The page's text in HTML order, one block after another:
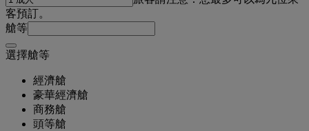
客預訂。
艙等
選擇艙等
經濟艙
豪華經濟艙
商務艙
頭等艙